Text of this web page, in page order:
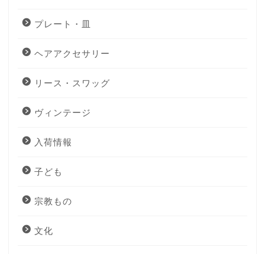
プレート・皿
ヘアアクセサリー
リース・スワッグ
ヴィンテージ
入荷情報
子ども
宗教もの
文化